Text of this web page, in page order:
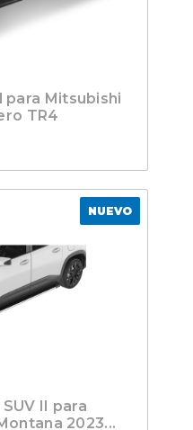
para Mitsubishi
TR4
NUEVO
II para
2023...